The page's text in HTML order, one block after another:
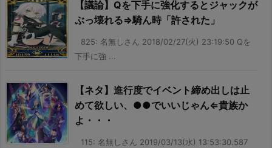
【議論】Qを下手に強化するとジャックが
ぶっ壊れる⇒騎ん時「許された」
825: 名無しさん 2018/02/27(火) 23:19:50 Qを
下手に強 ...
【ネタ】進行度でイベント締め出しは止
めて欲しい、●●でいいじゃん⇐貴族か
よ・・・
115: 名無しさん 2019/03/13(水) 13:53:30.587